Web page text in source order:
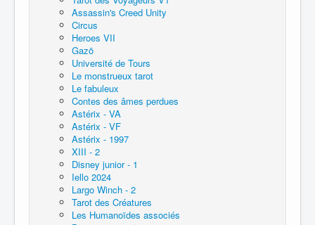
Assassin's Creed Unity
Circus
Heroes VII
Gazö
Université de Tours
Le monstrueux tarot
Le fabuleux
Contes des âmes perdues
Astérix - VA
Astérix - VF
Astérix - 1997
XIII - 2
Disney junior - 1
Iello 2024
Largo Winch - 2
Tarot des Créatures
Les Humanoïdes associés